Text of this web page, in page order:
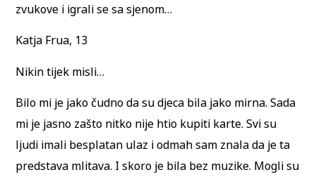
zvukove i igrali se sa sjenom…
Katja Frua, 13
Nikin tijek misli…
Bilo mi je jako čudno da su djeca bila jako mirna. Sada
mi je jasno zašto nitko nije htio kupiti karte. Svi su
ljudi imali besplatan ulaz i odmah sam znala da je ta
predstava mlitava. I skoro je bila bez muzike. Mogli su